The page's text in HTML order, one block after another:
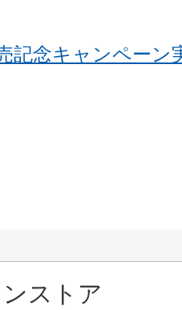
ストア
記念キャンペーン